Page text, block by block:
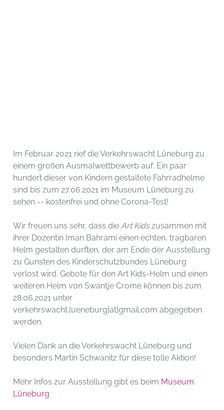
Im Februar 2021 rief die Verkehrswacht Lüneburg zu
einem großen Ausmalwettbewerb auf: Ein paar
hundert dieser von Kindern gestaltete Fahrradhelme
sind bis zum 27.06.2021 im Museum Lüneburg zu
sehen -- kostenfrei und ohne Corona-Test!
Wir freuen uns sehr, dass dieArt Kidszusammen mit
ihrer Dozentin Iman Bahrami einen echten, tragbaren
Helm gestalten durften, der am Ende der Ausstellung
zu Gunsten des Kinderschutzbundes Lüneburg
verlost wird. Gebote für den Art Kids-Helm und einen
weiteren Helm von Swantje Crome können bis zum
28.06.2021 unter
verkehrswacht.lueneburg[at]gmail.com abgegeben
werden.
Vielen Dank an die Verkehrswacht Lüneburg und
besonders Martin Schwanitz für diese tolle Aktion!
Mehr Infos zur Ausstellung gibt es beim Museum
Lüneburg